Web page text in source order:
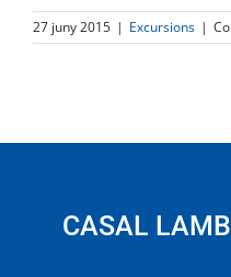
27 juny 2015 | Excursions |
CASAL